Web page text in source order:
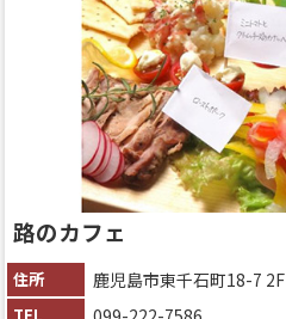
路のカフェ
住所 鹿児島市東千石町18-7 2F